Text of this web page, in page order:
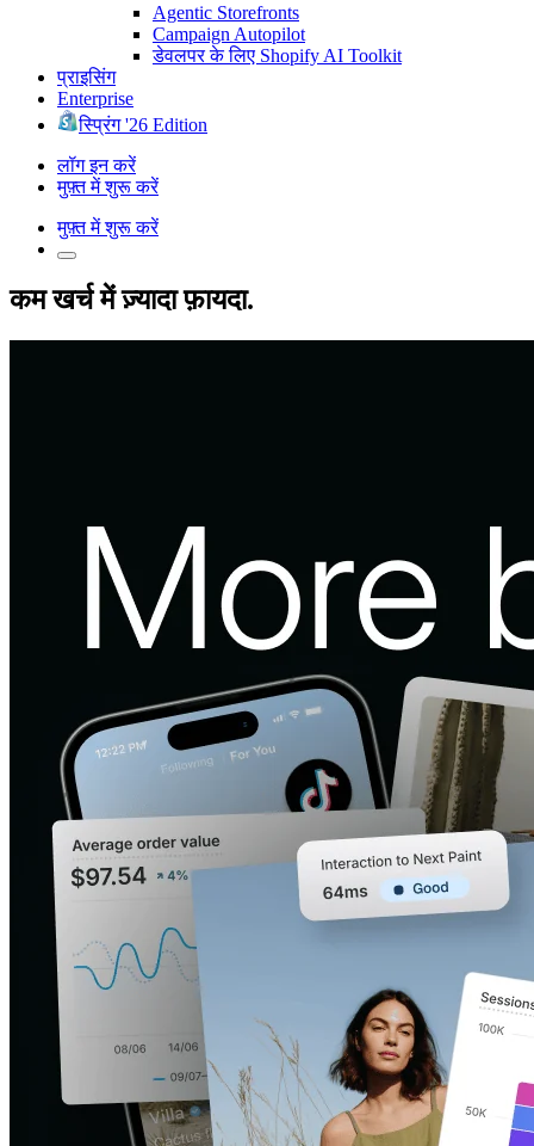
Agentic Storefronts
Campaign Autopilot
डेवलपर के लिए Shopify AI Toolkit
प्राइसिंग
Enterprise
स्प्रिंग '26 Edition
लॉग इन करें
मुफ़्त में शुरू करें
मुफ़्त में शुरू करें
कम खर्च में ज़्यादा फ़ायदा.